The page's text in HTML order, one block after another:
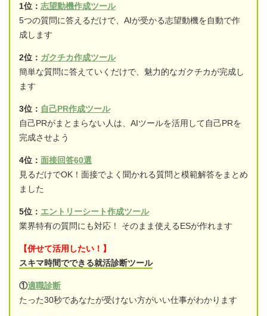
1位： 志望動機作成ツール
5つの質問に答えるだけで、AIが受かる志望動機を自動で作
成します
2位： ガクチカ作成ツール
簡単な質問に答えていくだけで、魅力的なガクチカが完成し
ます
3位： 自己PR作成ツール
自己PRがまとまらない人は、AIツールを活用して自己PRを
完成させよう
4位： 面接回答60選
見るだけでOK！面接でよく聞かれる質問と模範解答をまとめ
ました
5位： エントリーシート作成ツール
業界特有の質問にも対応！ そのまま使えるESが作れます
【併せて活用したい！】
スキマ時間でできる就活診断ツール
①適職診断
たった30秒であなたが受けない方がいい仕事がわかります